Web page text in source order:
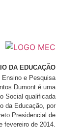
DA EDUCAÇÃO
e Pesquisa
Dumont é uma
Social qualificada
da Educação, por
Presidencial de
fevereiro de 2014.